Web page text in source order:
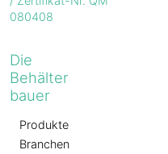
Die
Behälter
bauer
Produkte
Branchen